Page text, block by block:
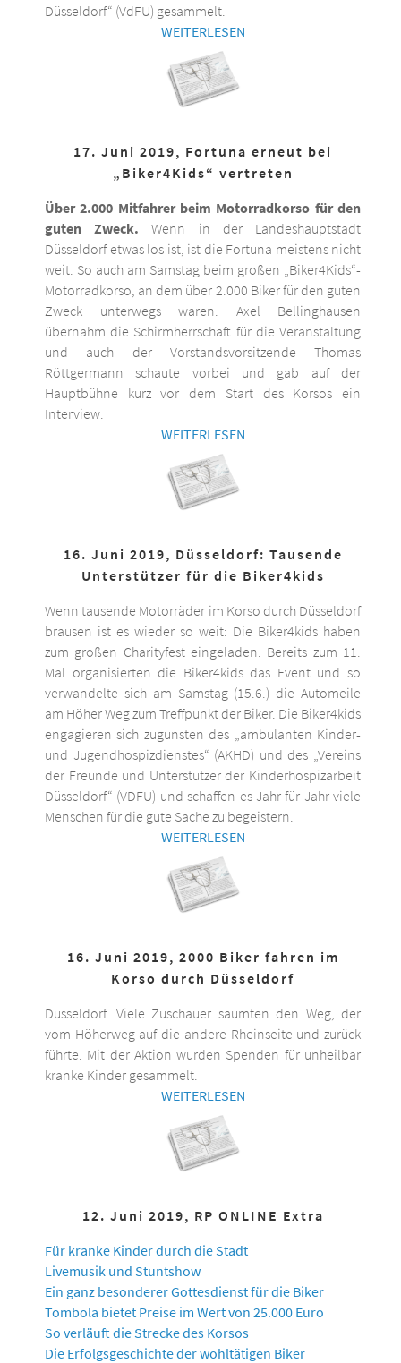
Düsseldorf“ (VdFU) gesammelt.
WEITERLESEN
17. Juni 2019, Fortuna erneut bei
„Biker4Kids“ vertreten
Über 2.000 Mitfahrer beim Motorradkorso für den
guten Zweck. Wenn in der Landeshauptstadt
Düsseldorf etwas los ist, ist die Fortuna meistens nicht
weit. So auch am Samstag beim großen „Biker4Kids“-
Motorradkorso, an dem über 2.000 Biker für den guten
Zweck unterwegs waren. Axel Bellinghausen
übernahm die Schirmherrschaft für die Veranstaltung
und auch der Vorstandsvorsitzende Thomas
Röttgermann schaute vorbei und gab auf der
Hauptbühne kurz vor dem Start des Korsos ein
Interview.
WEITERLESEN
16. Juni 2019, Düsseldorf: Tausende
Unterstützer für die Biker4kids
Wenn tausende Motorräder im Korso durch Düsseldorf
brausen ist es wieder so weit: Die Biker4kids haben
zum großen Charityfest eingeladen. Bereits zum 11.
Mal organisierten die Biker4kids das Event und so
verwandelte sich am Samstag (15.6.) die Automeile
am Höher Weg zum Treffpunkt der Biker. Die Biker4kids
engagieren sich zugunsten des „ambulanten Kinder-
und Jugendhospizdienstes“ (AKHD) und des „Vereins
der Freunde und Unterstützer der Kinderhospizarbeit
Düsseldorf“ (VDFU) und schaffen es Jahr für Jahr viele
Menschen für die gute Sache zu begeistern.
WEITERLESEN
16. Juni 2019, 2000 Biker fahren im
Korso durch Düsseldorf
Düsseldorf. Viele Zuschauer säumten den Weg, der
vom Höherweg auf die andere Rheinseite und zurück
führte. Mit der Aktion wurden Spenden für unheilbar
kranke Kinder gesammelt.
WEITERLESEN
12. Juni 2019, RP ONLINE Extra
Für kranke Kinder durch die Stadt
Livemusik und Stuntshow
Ein ganz besonderer Gottesdienst für die Biker
Tombola bietet Preise im Wert von 25.000 Euro
So verläuft die Strecke des Korsos
Die Erfolgsgeschichte der wohltätigen Biker